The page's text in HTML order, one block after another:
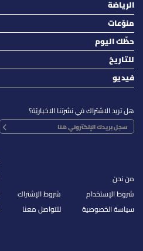
الرياضة
منوّعات
حظّك اليوم
للتاريخ
فيديو
هل تريد الاشتراك في نشرتنا الاخباريّة؟
من نحن
شروط الإستخدام
سياسة الخصوصية
شروط الإشتراك
للتواصل معنا